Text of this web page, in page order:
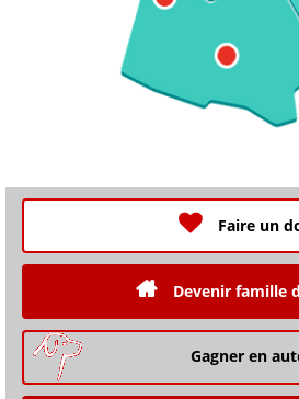
Faire un
Devenir famille
Gagner en